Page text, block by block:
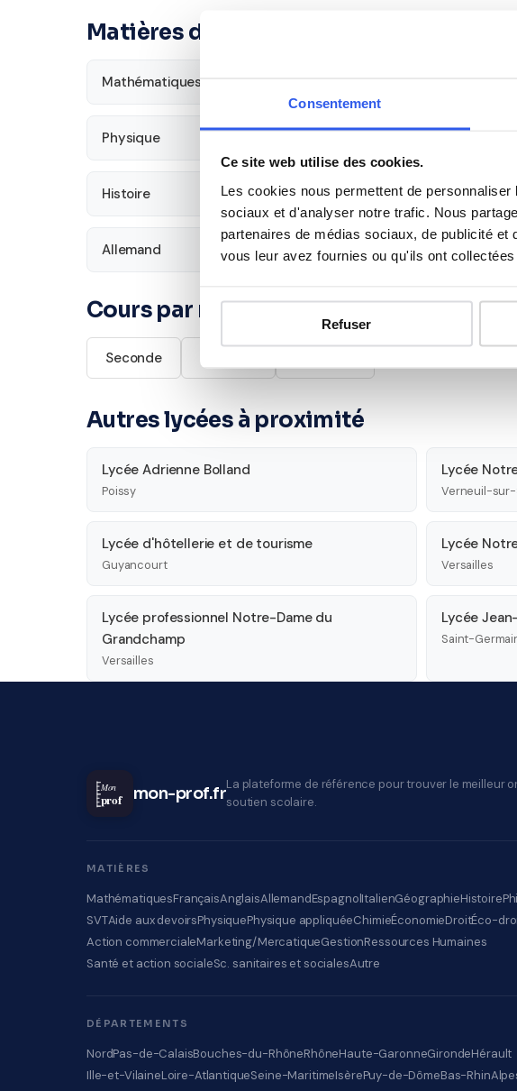
Consentement
Ce site web utilise des cookies.
Les cookies nous permettent de
sociaux et d'analyser notre trafic. Nous
partenaires de médias sociaux, de publicité
vous leur avez fournies ou qu'ils ont
Refuser
Matières disponibles pour les élèves du
Mathématiques
Physique
Histoire Économie
Allemand
Cours par niveau
Seconde
Autres lycées à proximité
Lycée Adrienne Bolland
Poissy
Lycée
Verneuil-sur-
Lycée d'hôtellerie et de tourisme
Guyancourt
Lycée
Versailles
Lycée professionnel Notre-Dame du
Grandchamp
Versailles
Lycée
Saint-
Mon
prof mon-prof.frLa plateforme de référence pour trouver le meilleur
soutien scolaire.
MATIÈRES
MathématiquesFrançaisAnglaisAllemandEspagnolItalienGéographieHistoire
SVTAide aux devoirsPhysiquePhysique appliquéeChimieÉconomieDroitÉco-
Action commercialeMarketing/MercatiqueGestionRessources Humaines
Santé et action socialeSc. sanitaires et socialesAutre
DÉPARTEMENTS
NordPas-de-CalaisBouches-du-RhôneRhôneHaute-GaronneGirondeHérault
Ille-et-VilaineLoire-AtlantiqueSeine-MaritimeIsèrePuy-de-DômeBas-Rhin